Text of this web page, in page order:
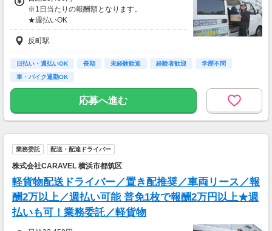
※1日当たりの報酬額となります。
★週払いOK
お気軽にご相談ください♪
★繁忙期には
インセンティブの支給もあり！
⇒7/8～7/21までの2週間については
＝＝＝＝＝＝＝＝＝＝＝
手数料やロイヤリティは
＝＝＝＝＝＝＝＝＝＝＝
月収45
反町駅
日払い・週払いOK 長期 未経験歓迎 経験者歓迎
学歴不問
車・バイク通勤OK
応募へ進む
業務委託 配送・配達ドライバー
株式会社CARAVEL 横浜市都筑区
軽貨物配送ドライバー／置き配推奨／車両リース／報
酬2万以上／週払い可能 普免1枚で報酬2万円以上★週
払いも可！業務委託／軽貨物